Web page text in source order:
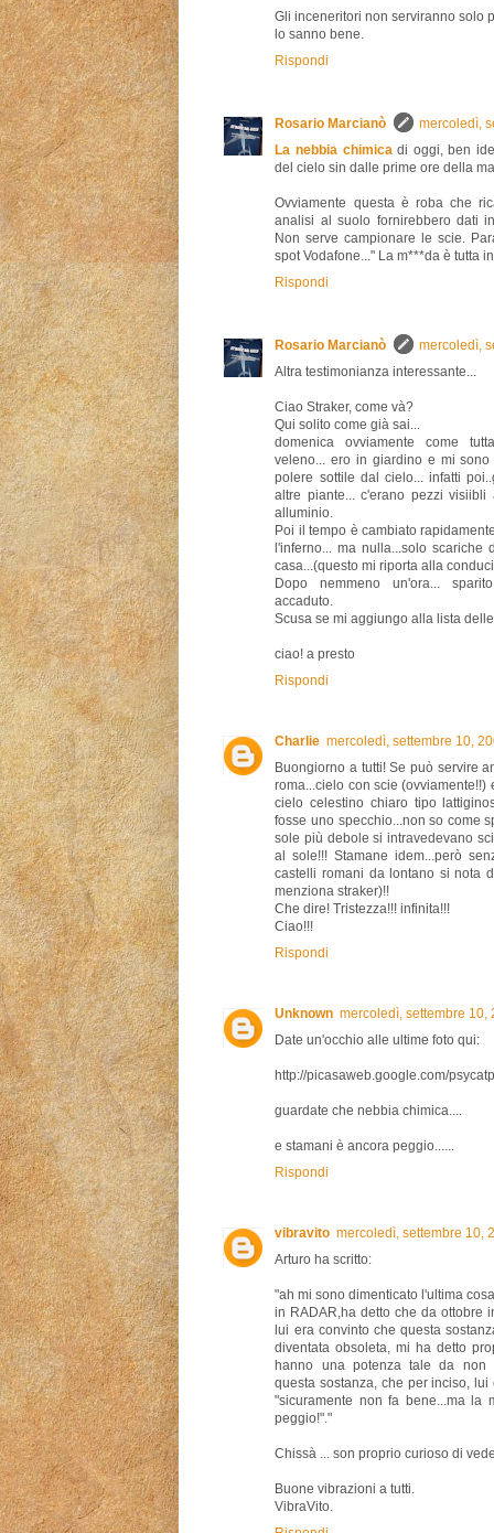
Gli inceneritori non serviranno solo
lo sanno bene.
Rispondi
Rosario Marcianò
mercoledì,
La nebbia chimicadi oggi, ben
del cielo sin dalle prime ore della
Ovviamente questa è roba che
analisi al suolo fornirebbero dati
Non serve campionare le scie.
spot Vodafone..." La m***da è tutta
Rispondi
Rosario Marcianò
mercoledì,
Altra testimonianza interessante...
Ciao Straker, come và?
Qui solito come già sai...
domenica ovviamente come
veleno... ero in giardino e mi
polere sottile dal cielo... infatti
altre piante... c'erano pezzi
alluminio.
Poi il tempo è cambiato
l'inferno... ma nulla...solo
casa...(questo mi riporta alla
Dopo nemmeno un'ora...
accaduto.
Scusa se mi aggiungo alla lista
ciao! a presto
Rispondi
Charlie mercoledì, settembre 10,
Buongiorno a tutti! Se può servire
roma...cielo con scie
cielo celestino chiaro tipo
fosse uno specchio...non so come
sole più debole si intravedevano
al sole!!! Stamane idem...però
castelli romani da lontano si nota
menziona straker)!!
Che dire! Tristezza!!! infinita!!!
Ciao!!!
Rispondi
Unknown mercoledì, settembre 10,
Date un'occhio alle ultime foto qui:
http://picasaweb.google.com/
guardate che nebbia chimica....
e stamani è ancora peggio......
Rispondi
vibravito mercoledì, settembre 10,
Arturo ha scritto:
"ah mi sono dimenticato l'ultima
in RADAR,ha detto che da ottobre
lui era convinto che questa
diventata obsoleta, mi ha detto
hanno una potenza tale da non
questa sostanza, che per inciso,
"sicuramente non fa bene...ma la
peggio!"."
Chissà ... son proprio curioso di
Buone vibrazioni a tutti.
VibraVito.